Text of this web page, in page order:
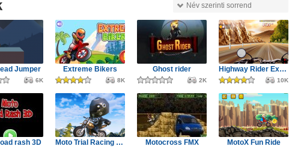
Név szerinti sorrend
Jumper
6K
Extreme Bikers
8K
Ghost rider
2K
Highway Rider Extreme
10K
rash 3D Moto Trial Racing 2: Two Player Motocross FMX MotoX Fun Ride